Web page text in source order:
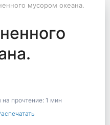
мусором океана.
на прочтение: 1 мин